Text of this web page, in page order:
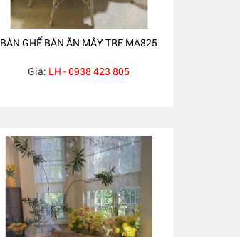
BÀN GHẾ BÀN ĂN MÂY TRE MA825
Giá: LH - 0938 423 805